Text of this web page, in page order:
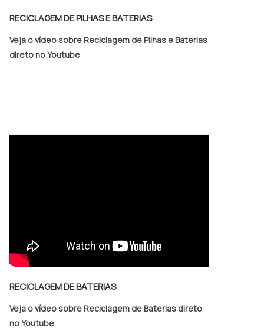
RECICLAGEM DE PILHAS E BATERIAS
Veja o vídeo sobre Reciclagem de Pilhas e Baterias
direto no Youtube
RECICLAGEM DE BATERIAS
Veja o vídeo sobre Reciclagem de Baterias direto
no Youtube